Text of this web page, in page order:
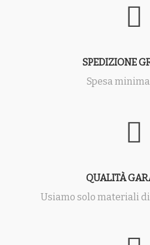
SPEDIZIONE
Spesa
QUALITÀ
Usiamo solo materiali